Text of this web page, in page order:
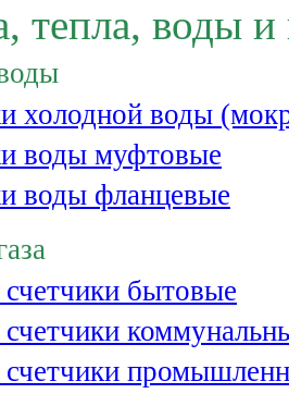
тепла, воды и
холодной воды
воды муфтовые
воды фланцевые
бытовые
счетчики